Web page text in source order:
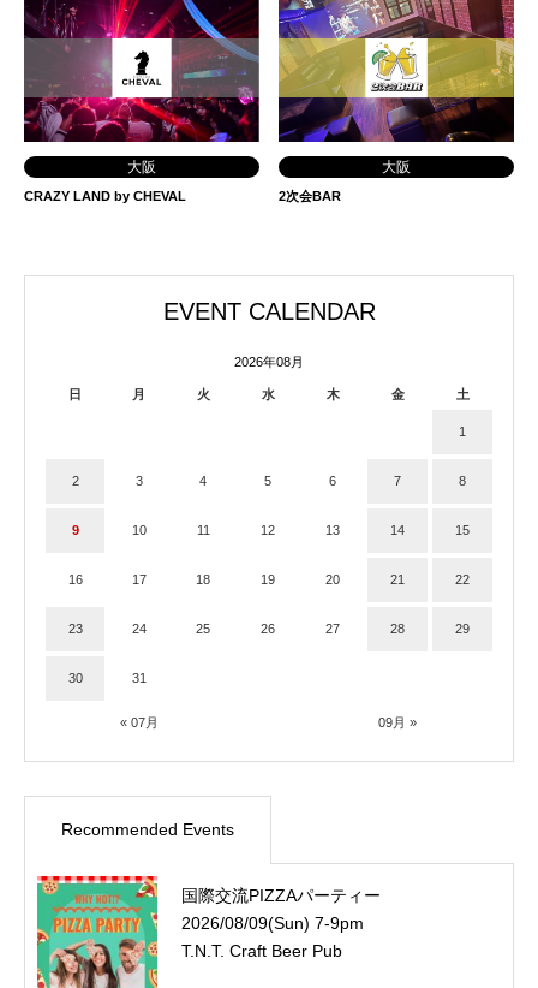
大阪
CRAZY LAND by CHEVAL
大阪
2次会BAR
EVENT CALENDAR
2026年08月
日 月 火 水 木 金 土
« 07月 09月 »
1
2 3 4 5 6 7 8
9 10 11 12 13 14 15
16 17 18 19 20 21 22
23 24 25 26 27 28 29
30 31
Recommended Events
国際交流PIZZAパーティー
2026/08/09(Sun) 7-9pm
T.N.T. Craft Beer Pub